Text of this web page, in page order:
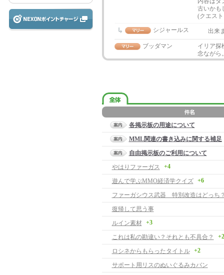
古いかも
(クエス
シジャールス
出来
ブッダマン
イリア探
念ながら
各掲示板の用途について
MML関連の書き込みに関する補足
自由掲示板のご利用について
やはりファーガス
+4
遊んで学ぶMMO経済学クイズ +6
ファーガシウス武器 特別改造はどっち
復帰して思う事
ルイン素材
+3
これは私の勘違い？それとも不具合？ +2
ロシネからもらったタイトル +2
サポート用リスのぬいぐるみカバン